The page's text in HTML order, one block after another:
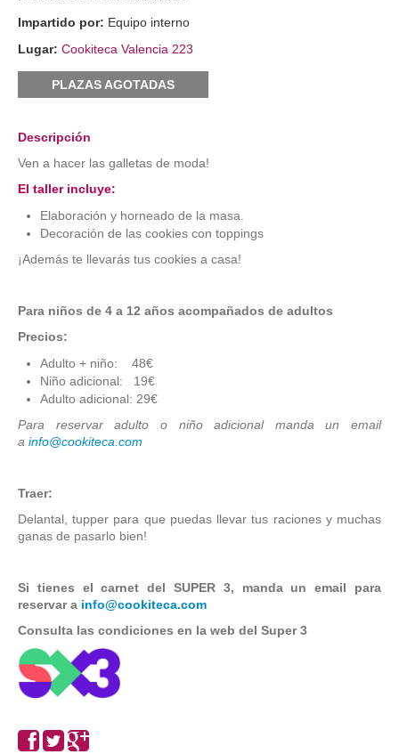
Impartido por: Equipo interno
Lugar: Cookiteca Valencia 223
PLAZAS AGOTADAS
Descripción
Ven a hacer las galletas de moda!
El taller incluye:
Elaboración y horneado de la masa.
Decoración de las cookies con toppings
¡Además te llevarás tus cookies a casa!
Para niños de 4 a 12 años acompañados de adultos
Precios:
Adulto + niño: 48€
Niño adicional: 19€
Adulto adicional: 29€
Para reservar adulto o niño adicional manda un email
a info@cookiteca.com
Traer:
Delantal, tupper para que puedas llevar tus raciones y muchas
ganas de pasarlo bien!
Si tienes el carnet del SUPER 3, manda un email para
reservar a info@cookiteca.com
Consulta las condiciones en la web del Super 3